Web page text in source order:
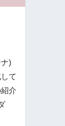
)
て
介